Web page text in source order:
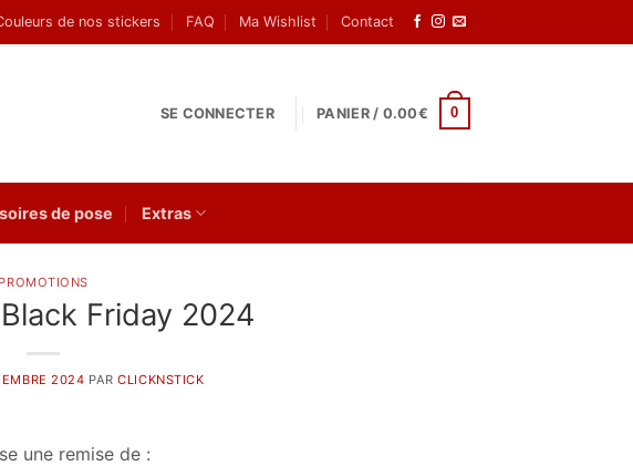
de nos stickers FAQ Ma Wishlist Contact
SE CONNECTER PANIER / 0.00€ 0
de pose Extras
PROMOTIONS
Friday 2024
2024 PARCLICKNSTICK
une remise de :